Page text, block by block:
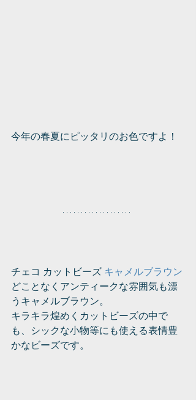
今年の春夏にピッタリのお色ですよ！
チェコ カットビーズ キャメルブラウン
どことなくアンティークな雰囲気も漂
うキャメルブラウン。
キラキラ煌めくカットビーズの中で
も、シックな小物等にも使える表情豊
かなビーズです。